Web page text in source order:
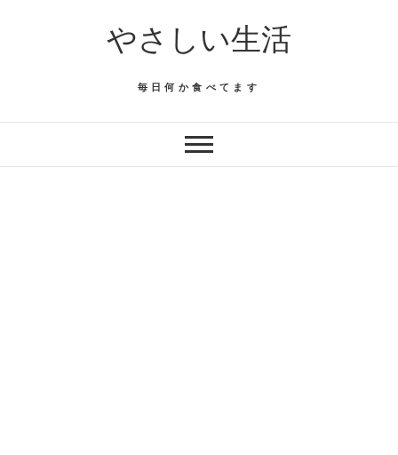
やさしい生活
毎日何か食べてます